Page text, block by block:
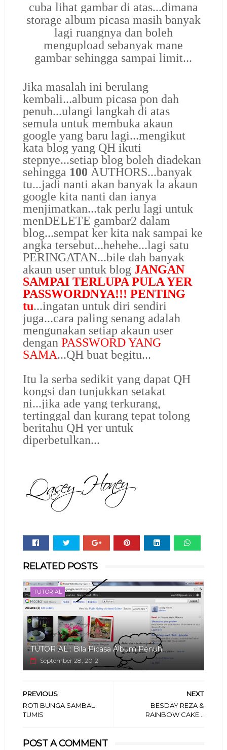
cuba lihat gambar di atas...dimana
storage album picasa masih banyak
lagi ruangnya dan boleh
mengupload sebanyak mane
gambar sehingga sampai limit...
Jika masalah ini berulang
kembali...album picasa pon dah
penuh...ulangi langkah di atas
semula untuk membuka akaun
google yang baru lagi...mengikut
kata blog yang QH ikuti
stepnye...setiap blog boleh diadekan
sehingga 100 AUTHORS...banyak
tu...jadi nanti akan banyak la akaun
google kita nanti dan ianya
menjimatkan...tak perlu lagi untuk
menDELETE gambar2 dalam
blog...sempat ker kita nak sampai ke
angka tersebut...hehehe...lagi satu
PERINGATAN...bile dah banyak
akaun user untuk blog JANGAN
SAMPAI TERLUPA PULA YER
PASSWORDNYA!!! PENTING
tu...ingatan untuk diri sendiri
juga...cara paling senang adalah
mengunakan setiap akaun user
dengan PASSWORD YANG
SAMA...QH buat begitu...
Itu la serba sedikit yang dapat QH
kongsi dan tunjukkan setakat
ni...jika ade yang terkurang,
tertinggal dan kurang tepat tolong
beritahu QH yer untuk
diperbetulkan...
RELATED POSTS
TUTORIAL
TUTORIAL : Bila Picasa Album Penuh
September 28, 2012
NEXT
BESDAY REZA &
RAINBOW CAKE...
PREVIOUS
ROTI BUNGA SAMBAL
TUMIS
POST A COMMENT